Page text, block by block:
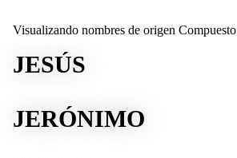
Visualizando nombres de origen Compuesto
JESÚS
JERÓNIMO